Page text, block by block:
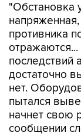
"Обстановка
противника
последствий
достаточно
нет.
пытался
начнет свою
сообщении